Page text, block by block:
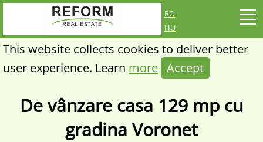
ro
hu
This website collects cookies to deliver better
user experience. Learn more Accept
De vânzare casa 129 mp cu
gradina Voronet